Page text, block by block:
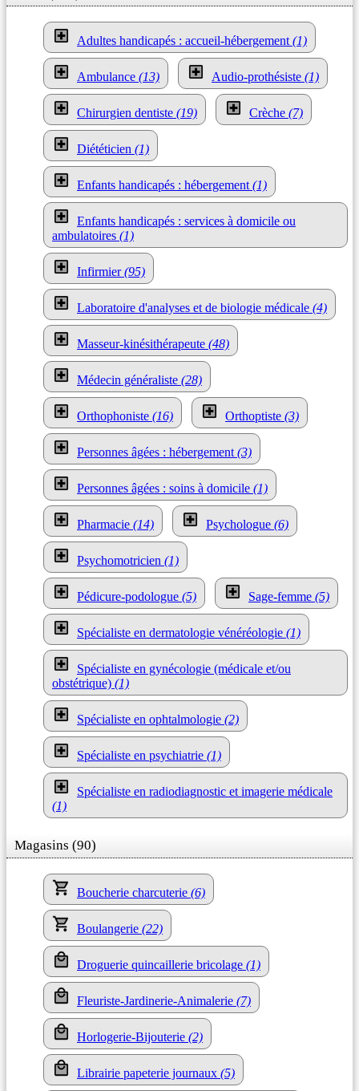
Adultes handicapés : accueil-hébergement (1)
Ambulance (13) Audio-prothésiste (1)
Chirurgien dentiste (19) Crèche (7)
Diététicien (1)
Enfants handicapés : hébergement (1)
Enfants handicapés : services à domicile ou
ambulatoires (1)
Infirmier(95)
Laboratoire d'analyses et de biologie médicale (4)
Masseur-kinésithérapeute (48)
Médecin généraliste (28)
Orthophoniste (16) Orthoptiste (3)
Personnes âgées : hébergement (3)
Personnes âgées : soins à domicile (1)
Pharmacie (14) Psychologue (6)
Psychomotricien (1)
Pédicure-podologue (5) Sage-femme (5)
Spécialiste en dermatologie vénéréologie (1)
Spécialiste en gynécologie (médicale et/ou
obstétrique) (1)
Spécialiste en ophtalmologie (2)
Spécialiste en psychiatrie (1)
Spécialiste en radiodiagnostic et imagerie médicale
(1)
Magasins (90)
Boucherie charcuterie (6)
Boulangerie (22)
Droguerie quincaillerie bricolage (1)
Fleuriste-Jardinerie-Animalerie (7)
Horlogerie-Bijouterie (2)
Librairie papeterie journaux (5)